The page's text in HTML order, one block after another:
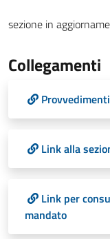
sezione in
Collegamenti
Link alla
Link per
mandato